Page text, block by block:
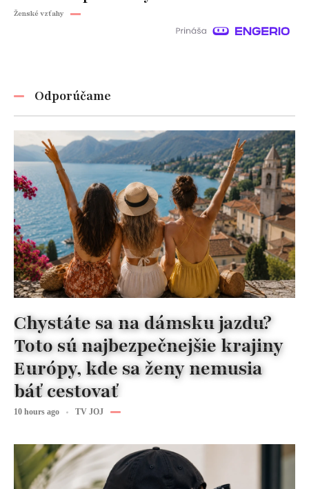
Ženské vzťahy
Odporúčame
Chystáte sa na dámsku jazdu?
Toto sú najbezpečnejšie krajiny
Európy, kde sa ženy nemusia
báť cestovať
10 hours ago TV JOJ